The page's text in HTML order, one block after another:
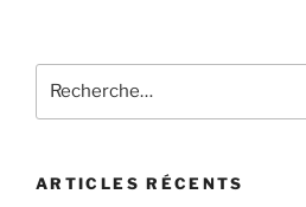
pour
ARTICLES RÉCENTS